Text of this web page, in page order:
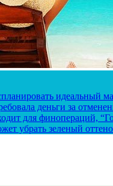
идеальный
деньги за
для финопераций,
убрать зеленый